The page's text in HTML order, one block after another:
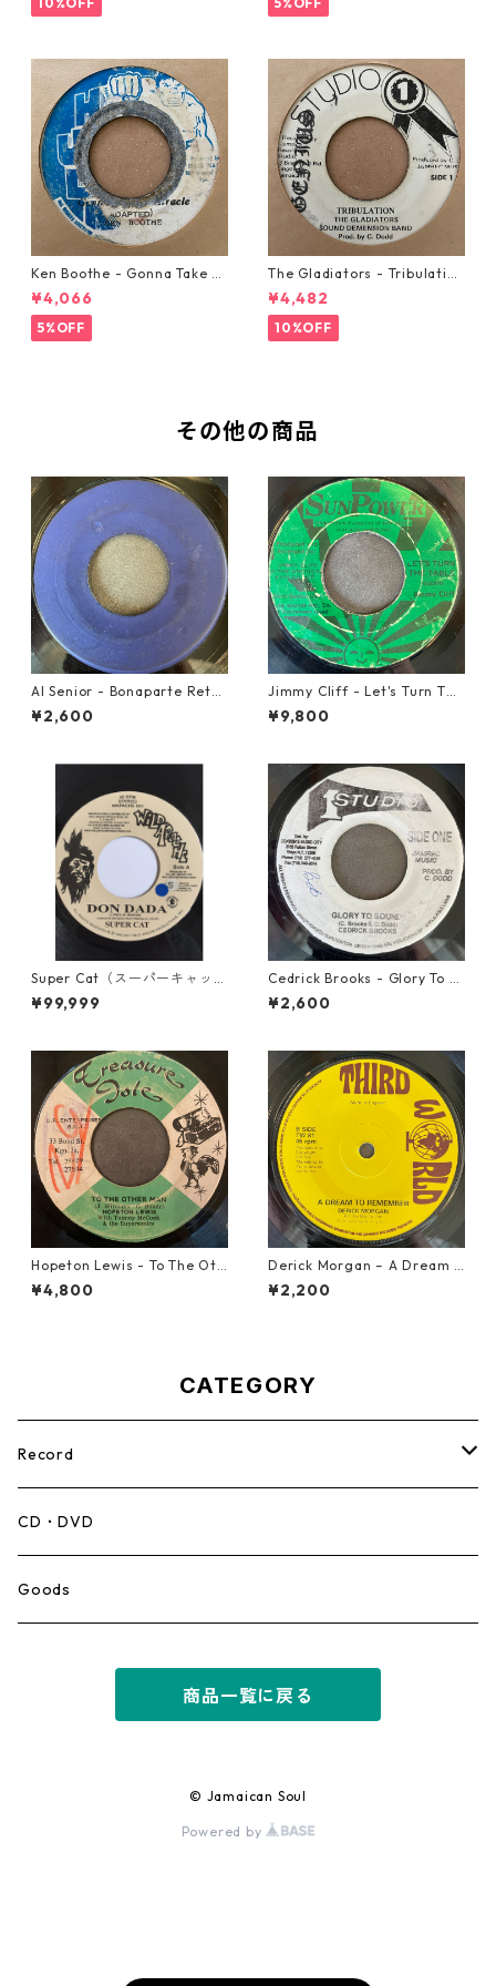
Ken Boothe - Gonna Take A
Miracle【7-21362】
¥4,066
5%OFF
The Gladiators - Tribulation
【7-21365】
¥4,482
10%OFF
その他の商品
Al Senior - Bonaparte Retre
at【7-21861】
¥2,600
Jimmy Cliff - Let's Turn The
Table【7-21999】
¥9,800
Super Cat（スーパーキャッ
ト） - Don Dada【7inch】
¥99,999
Cedrick Brooks - Glory To S
ounds【7-21786】
¥2,600
Hopeton Lewis - To The Oth
er Man【7-22023】
¥4,800
Derick Morgan – A Dream T
o Remember【7-21824】
¥2,200
CATEGORY
Record
Mento,Calypso,Ballad
Ska
CD・DVD
Goods
商品一覧に戻る
© Jamaican Soul
Powered by